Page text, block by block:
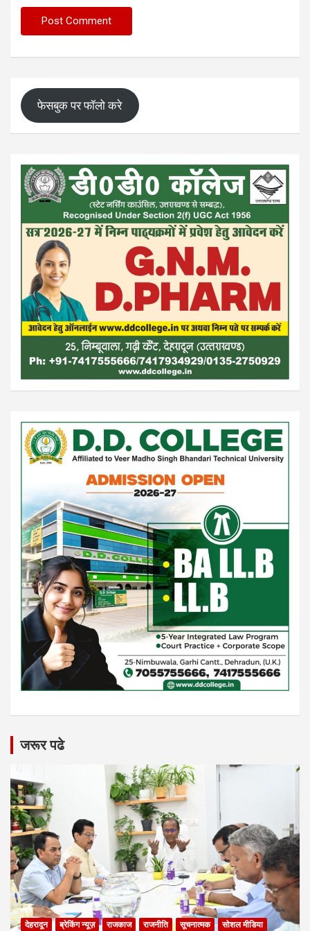
फेसबुक पर फॉलो करे
जरूर पढे
देहरादून ब्रेकिंग न्यूज़ राजकाज राजनीति सूचनात्मक सोशल मीडिया